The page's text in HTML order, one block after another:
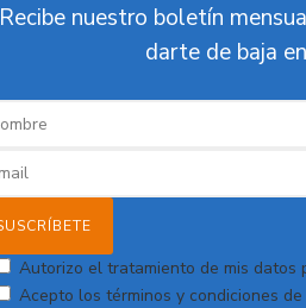
Recibe nuestro boletín
darte de baja
Autorizo el tratamiento de mis datos
Acepto los términos y condiciones de